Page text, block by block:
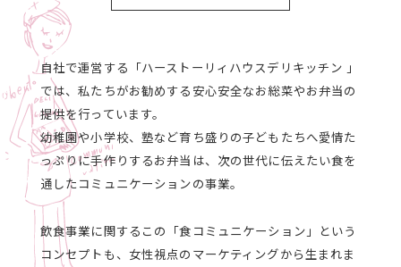
自社で運営する「ハーストーリィハウスデリキッチン 」
では、私たちがお勧めする安心安全なお総菜やお弁当の
提供を行っています。
幼稚園や小学校、塾など育ち盛りの子どもたちへ愛情た
っぷりに手作りするお弁当は、次の世代に伝えたい食を
通したコミュニケーションの事業。
飲食事業に関するこの「食コミュニケーション」という
コンセプトも、女性視点のマーケティングから生まれま